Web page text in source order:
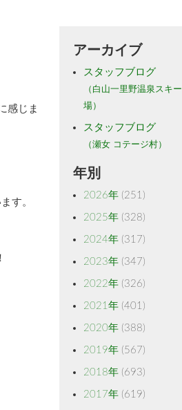
感じま
す。
アーカイブ
スタッフブログ
（白山一里野温泉スキー
場）
スタッフブログ
（瀬女 コテージ村）
年別
2026年 (251)
2025年 (328)
2024年 (317)
2023年 (347)
2022年 (326)
2021年 (401)
2020年 (388)
2019年 (567)
2018年 (693)
2017年 (619)